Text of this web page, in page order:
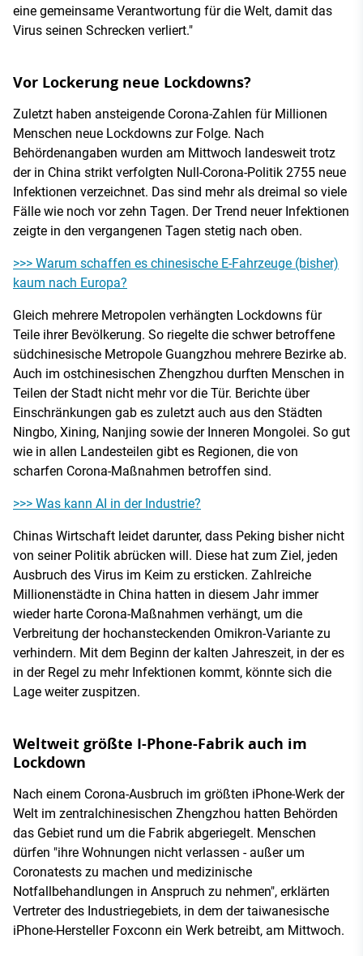
eine gemeinsame Verantwortung für die Welt, damit das
Virus seinen Schrecken verliert."
Vor Lockerung neue Lockdowns?
Zuletzt haben ansteigende Corona-Zahlen für Millionen
Menschen neue Lockdowns zur Folge. Nach
Behördenangaben wurden am Mittwoch landesweit trotz
der in China strikt verfolgten Null-Corona-Politik 2755 neue
Infektionen verzeichnet. Das sind mehr als dreimal so viele
Fälle wie noch vor zehn Tagen. Der Trend neuer Infektionen
zeigte in den vergangenen Tagen stetig nach oben.
>>> Warum schaffen es chinesische E-Fahrzeuge (bisher)
kaum nach Europa?
Gleich mehrere Metropolen verhängten Lockdowns für
Teile ihrer Bevölkerung. So riegelte die schwer betroffene
südchinesische Metropole Guangzhou mehrere Bezirke ab.
Auch im ostchinesischen Zhengzhou durften Menschen in
Teilen der Stadt nicht mehr vor die Tür. Berichte über
Einschränkungen gab es zuletzt auch aus den Städten
Ningbo, Xining, Nanjing sowie der Inneren Mongolei. So gut
wie in allen Landesteilen gibt es Regionen, die von
scharfen Corona-Maßnahmen betroffen sind.
>>> Was kann AI in der Industrie?
Chinas Wirtschaft leidet darunter, dass Peking bisher nicht
von seiner Politik abrücken will. Diese hat zum Ziel, jeden
Ausbruch des Virus im Keim zu ersticken. Zahlreiche
Millionenstädte in China hatten in diesem Jahr immer
wieder harte Corona-Maßnahmen verhängt, um die
Verbreitung der hochansteckenden Omikron-Variante zu
verhindern. Mit dem Beginn der kalten Jahreszeit, in der es
in der Regel zu mehr Infektionen kommt, könnte sich die
Lage weiter zuspitzen.
Weltweit größte I-Phone-Fabrik auch im
Lockdown
Nach einem Corona-Ausbruch im größten iPhone-Werk der
Welt im zentralchinesischen Zhengzhou hatten Behörden
das Gebiet rund um die Fabrik abgeriegelt. Menschen
dürfen "ihre Wohnungen nicht verlassen - außer um
Coronatests zu machen und medizinische
Notfallbehandlungen in Anspruch zu nehmen", erklärten
Vertreter des Industriegebiets, in dem der taiwanesische
iPhone-Hersteller Foxconn ein Werk betreibt, am Mittwoch.